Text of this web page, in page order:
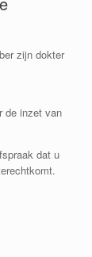
zijn dokter
de inzet van
dat u